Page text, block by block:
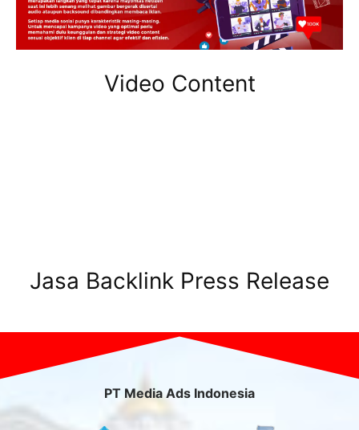
Video Content
Jasa Backlink Press Release
PT Media Ads Indonesia